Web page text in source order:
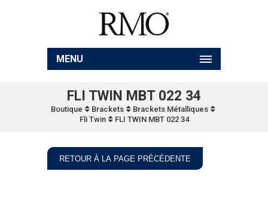
MENU
FLI TWIN MBT 022 34
Boutique Brackets
Brackets Métalliques
Fli Twin
FLI TWIN MBT 022 34
RETOUR À LA PAGE PRÉCÉDENTE